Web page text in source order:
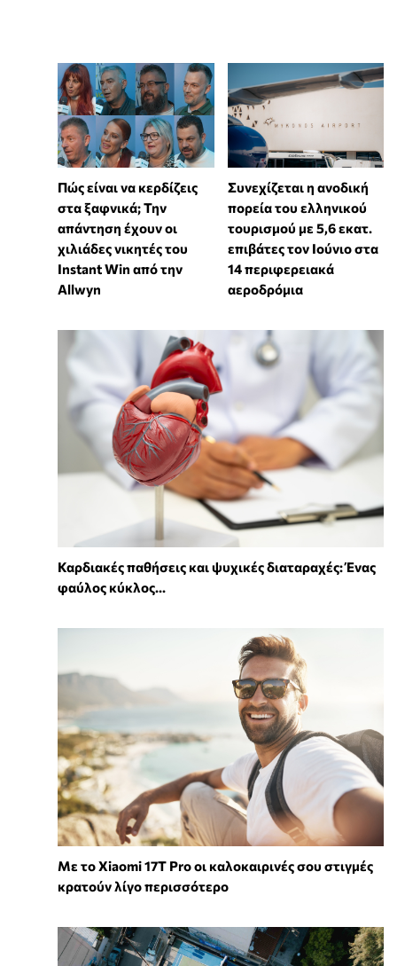
Πώς είναι να κερδίζεις
στα ξαφνικά; Την
απάντηση έχουν οι
χιλιάδες νικητές του
Instant Win από την
Allwyn
Συνεχίζεται η ανοδική
πορεία του ελληνικού
τουρισμού με 5,6 εκατ.
επιβάτες τον Ιούνιο στα
14 περιφερειακά
αεροδρόμια
Καρδιακές παθήσεις και ψυχικές διαταραχές: Ένας
φαύλος κύκλος...
Με το Xiaomi 17T Pro οι καλοκαιρινές σου στιγμές
κρατούν λίγο περισσότερο